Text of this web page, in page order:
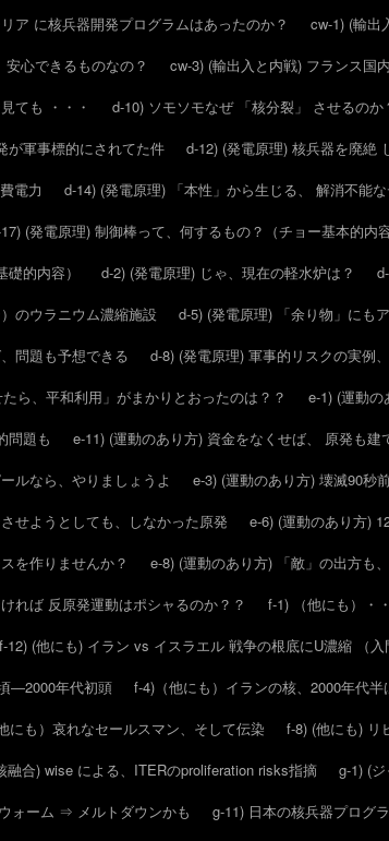
ア に核兵器開発プログラムはあったのか？
cw-1) (輸出
心できるものなの？
cw-3) (輸出入と内戦) フランス国
ても ・・・
d-10) ソモソモなぜ 「核分裂」 させるのか
が軍事標的にされてた件
d-12) (発電原理) 核兵器を廃絶
電力
d-14) (発電原理) 「本性」から生じる、 解消不能
(発電原理) 制御棒って、何するもの？（チョー基本的内容
的内容）
d-2) (発電原理) じゃ、現在の軽水炉は？
のウラニウム濃縮施設
d-5) (発電原理) 「余り物」にも
問題も予想できる
d-8) (発電原理) 軍事的リスクの実例
ら、平和利用」がまかりとおったのは？？
e-1) (運動
問題も
e-11) (運動のあり方) 資金をなくせば、 原発も建
ルなら、やりましょうよ
e-3) (運動のあり方) 壊滅90秒
せようとしても、しなかった原発
e-6) (運動のあり方)
を作りませんか？
e-8) (運動のあり方) 「敵」の出方も
れば 反原発運動はポシャるのか？？
f-1) （他にも）・
f-12) (他にも) イラン vs イスラエル 戦争の根底にU濃縮 （入
―2000年代初頭
f-4)（他にも）イランの核、2000年代半
にも）哀れなセールスマン、そして伝染 f-8) (他にも) リ
融合) wise による、ITERのproliferation risks指摘
g-1) (
ォーム ⇒ メルトダウンかも
g-11) 日本の核兵器プログ